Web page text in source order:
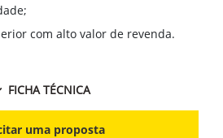
com alto valor de revenda.
FICHA TÉCNICA
uma proposta